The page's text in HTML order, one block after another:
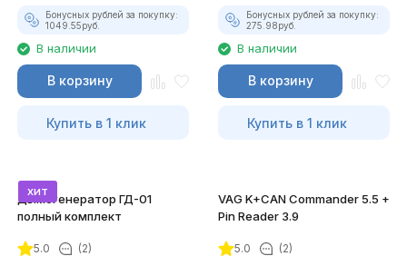
Бонусных рублей за покупку:
1049.55руб.
В наличии
В корзину
Купить в 1 клик
Бонусных рублей за покупку:
275.98руб.
В наличии
В корзину
Купить в 1 клик
хит
Дымогенератор ГД-01
полный комплект
5.0 (2)
VAG K+CAN Commander 5.5 +
Pin Reader 3.9
5.0 (2)